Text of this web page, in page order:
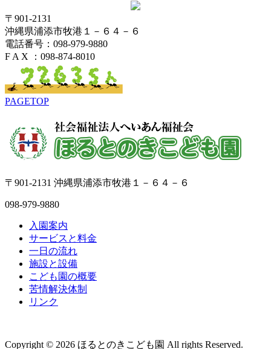
〒901-2131
沖縄県浦添市牧港１－６４－６
電話番号：098-979-9880
F A X ：098-874-8010
PAGETOP
〒901-2131 沖縄県浦添市牧港１－６４－６
098-979-9880
入園案内
サービスと料金
一日の流れ
施設と設備
こども園の概要
苦情解決体制
リンク
Copyright © 2026 ほるとのきこども園 All rights Reserved.